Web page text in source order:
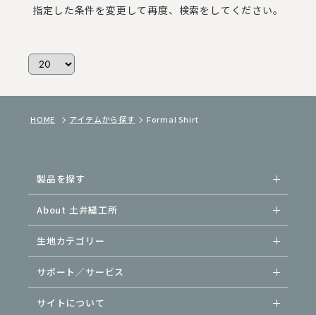
指定した条件を変更して再度、検索をしてください。
HOME アイテムから探す Formal Shirt
製品を探す
About 土井縫工所
生地カテゴリー
サポート／サービス
サイトについて